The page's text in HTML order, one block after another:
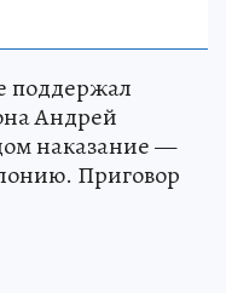
поддержал
Андрей
наказание —
Приговор